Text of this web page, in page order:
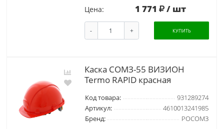
Цена: 1 771 / шт
- + КУПИТЬ
Каска СОМЗ-55 ВИЗИОН
Termo RAPID красная
Код товара:
931289274
Артикул:
4610013241985
Бренд:
РОСОМЗ